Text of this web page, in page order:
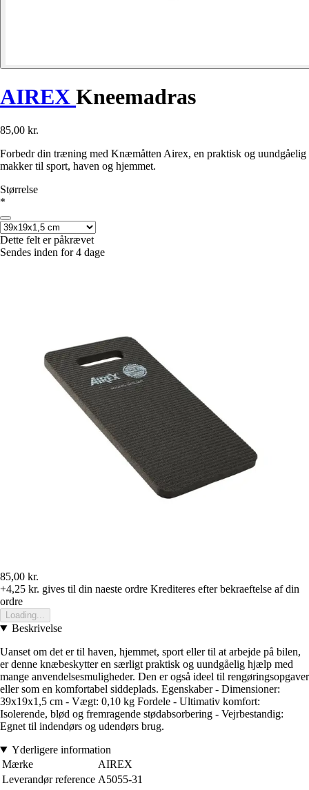
AIREX Kneemadras
85,00 kr.
Forbedr din træning med Knæmåtten Airex, en praktisk og uundgåelig
makker til sport, haven og hjemmet.
Størrelse
*
Dette felt er påkrævet
Sendes inden for 4 dage
85,00 kr.
+4,25 kr. gives til din naeste ordre Krediteres efter bekraeftelse af din
ordre
Loading...
Beskrivelse
Uanset om det er til haven, hjemmet, sport eller til at arbejde på bilen,
er denne knæbeskytter en særligt praktisk og uundgåelig hjælp med
mange anvendelsesmuligheder. Den er også ideel til rengøringsopgaver
eller som en komfortabel siddeplads. Egenskaber - Dimensioner:
39x19x1,5 cm - Vægt: 0,10 kg Fordele - Ultimativ komfort:
Isolerende, blød og fremragende stødabsorbering - Vejrbestandig:
Egnet til indendørs og udendørs brug.
Yderligere information
Mærke
AIREX
Leverandør reference A5055-31